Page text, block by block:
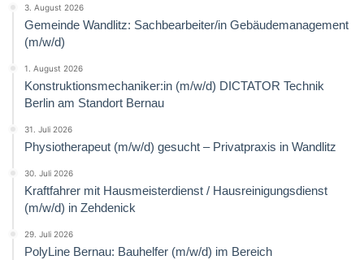
3. August 2026
Gemeinde Wandlitz: Sachbearbeiter/in Gebäudemanagement
(m/w/d)
1. August 2026
Konstruktionsmechaniker:in (m/w/d) DICTATOR Technik
Berlin am Standort Bernau
31. Juli 2026
Physiotherapeut (m/w/d) gesucht – Privatpraxis in Wandlitz
30. Juli 2026
Kraftfahrer mit Hausmeisterdienst / Hausreinigungsdienst
(m/w/d) in Zehdenick
29. Juli 2026
PolyLine Bernau: Bauhelfer (m/w/d) im Bereich